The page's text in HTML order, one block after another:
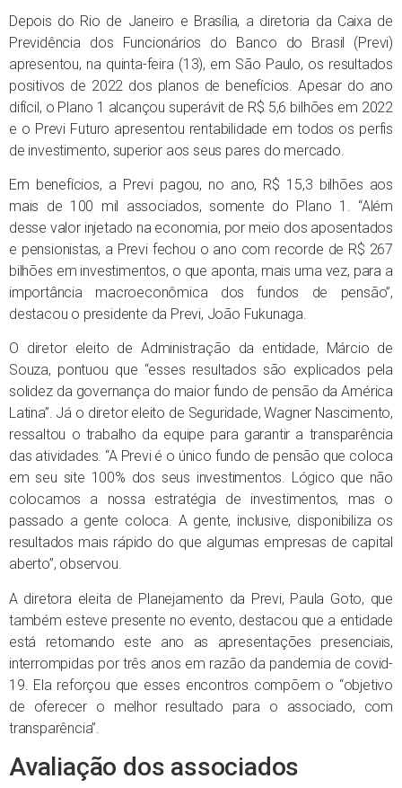
Depois do Rio de Janeiro e Brasília, a diretoria da Caixa de
Previdência dos Funcionários do Banco do Brasil (Previ)
apresentou, na quinta-feira (13), em São Paulo, os resultados
positivos de 2022 dos planos de benefícios. Apesar do ano
difícil, o Plano 1 alcançou superávit de R$ 5,6 bilhões em 2022
e o Previ Futuro apresentou rentabilidade em todos os perfis
de investimento, superior aos seus pares do mercado.
Em benefícios, a Previ pagou, no ano, R$ 15,3 bilhões aos
mais de 100 mil associados, somente do Plano 1. “Além
desse valor injetado na economia, por meio dos aposentados
e pensionistas, a Previ fechou o ano com recorde de R$ 267
bilhões em investimentos, o que aponta, mais uma vez, para a
importância macroeconômica dos fundos de pensão”,
destacou o presidente da Previ, João Fukunaga.
O diretor eleito de Administração da entidade, Márcio de
Souza, pontuou que “esses resultados são explicados pela
solidez da governança do maior fundo de pensão da América
Latina”. Já o diretor eleito de Seguridade, Wagner Nascimento,
ressaltou o trabalho da equipe para garantir a transparência
das atividades. “A Previ é o único fundo de pensão que coloca
em seu site 100% dos seus investimentos. Lógico que não
colocamos a nossa estratégia de investimentos, mas o
passado a gente coloca. A gente, inclusive, disponibiliza os
resultados mais rápido do que algumas empresas de capital
aberto”, observou.
A diretora eleita de Planejamento da Previ, Paula Goto, que
também esteve presente no evento, destacou que a entidade
está retomando este ano as apresentações presenciais,
interrompidas por três anos em razão da pandemia de covid-
19. Ela reforçou que esses encontros compõem o “objetivo
de oferecer o melhor resultado para o associado, com
transparência”.
Avaliação dos associados